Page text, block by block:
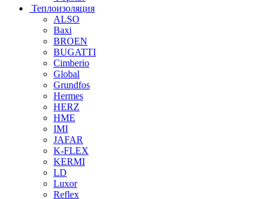
Теплоизоляция
ALSO
Baxi
BROEN
BUGATTI
Cimberio
Global
Grundfos
Hermes
HERZ
HME
IMI
JAFAR
K-FLEX
KERMI
LD
Luxor
Reflex